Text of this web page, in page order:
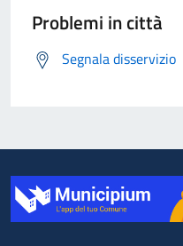
Problemi in città
Segnala disservizio